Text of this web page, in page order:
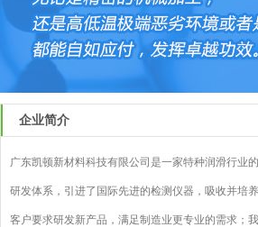
企业简介
广东凯顿新材料科技有限公司是一家特种润滑行业
研发体系，引进了国际先进的检测仪器，吸收并培
客户要求研发新产品，满足制造业更专业的需求；